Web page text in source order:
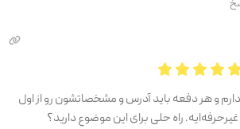
و هر دفعه باید آدرس و مشخصاتشون رو از اول
راه حلی برای این موضوع دارید؟